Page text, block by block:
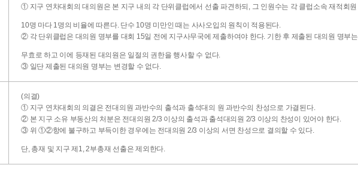
① 지구 연차대회의 대의원은 본 지구 내의 각 단위클럽에서 선출 파견하되, 그 인원수는 각 클럽소속 재적회원
10명 마다 1명의 비율에 따른다. 단수 10명 미만인 때는 사사오입의 원칙이 적용된다.
② 각 단위클럽은 대의원 명부를 대회 15일 전에 지구사무국에 제출하여야 한다. 기한 후 제출된 대의원 명부는
무효로 하고 이에 등재된 대의원은 일절의 권한을 행사할 수 없다.
③ 일단 제출된 대의원 명부는 변경할 수 없다.
(의결)
① 지구 연차대회의 의결은 전대의원 과반수의 출석과 출석대의 원 과반수의 찬성으로 가결된다.
② 본 지구 소유 부동산의 처분은 전대의원 2/3 이상의 출석과 출석대의원 2/3 이상의 찬성이 있어야 한다.
③ 위 ①②항에 불구하고 부득이한 경우에는 전대의원 2/3 이상의 서면 찬성으로 결의할 수 있다.
단, 총재 및 지구 제1, 2부총재 선출은 제외한다.